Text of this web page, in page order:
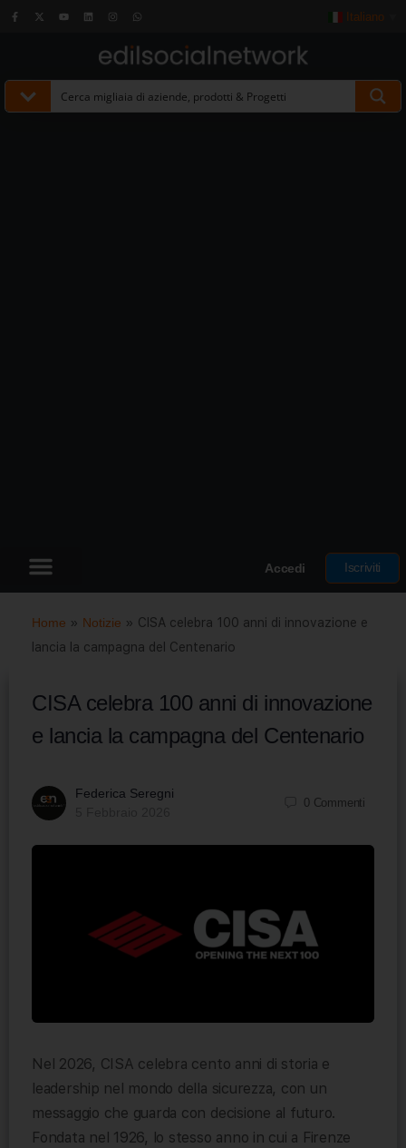
Italiano
Accedi Iscriviti
Home » Notizie » CISA celebra 100 anni di innovazione e
lancia la campagna del Centenario
CISA celebra 100 anni di innovazione
e lancia la campagna del Centenario
Federica Seregni
0 Commenti
Nel 2026, CISA celebra cento anni di storia e
leadership nel mondo della sicurezza, con un
messaggio che guarda con decisione al futuro.
Fondata nel 1926, lo stesso anno in cui a Firenze